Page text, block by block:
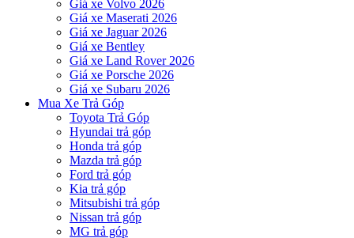
Giá xe Volvo 2026
Giá xe Maserati 2026
Giá xe Jaguar 2026
Giá xe Bentley
Giá xe Land Rover 2026
Giá xe Porsche 2026
Giá xe Subaru 2026
Mua Xe Trả Góp
Toyota Trả Góp
Hyundai trả góp
Honda trả góp
Mazda trả góp
Ford trả góp
Kia trả góp
Mitsubishi trả góp
Nissan trả góp
MG trả góp